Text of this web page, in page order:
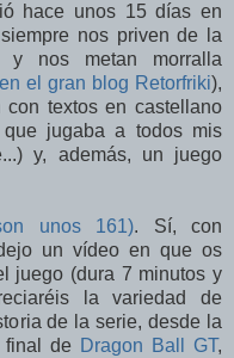
hace unos 15 días en
nos priven de la
nos metan morralla
el gran blog Retorfriki),
textos en castellano
jugaba a todos mis
y, además, un juego
unos 161). Sí, con
un vídeo en que os
juego (dura 7 minutos y
la variedad de
de la serie, desde la
final de Dragon Ball GT,